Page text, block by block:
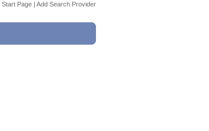
Start Page | Add Search Provider